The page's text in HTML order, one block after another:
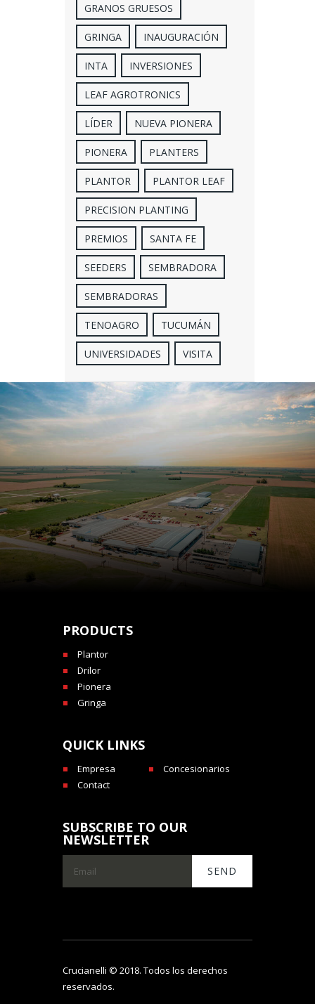
GRANOS GRUESOS
GRINGA INAUGURACIÓN
INTA INVERSIONES
LEAF AGROTRONICS
LÍDER NUEVA PIONERA
PIONERA PLANTERS
PLANTOR PLANTOR LEAF
PRECISION PLANTING
PREMIOS SANTA FE
SEEDERS SEMBRADORA
SEMBRADORAS
TENOAGRO TUCUMÁN
UNIVERSIDADES VISITA
PRODUCTS
Plantor
Drilor
Pionera
Gringa
QUICK LINKS
Empresa
Concesionarios
Contact
SUBSCRIBE TO OUR
NEWSLETTER
Crucianelli © 2018. Todos los derechos
reservados.